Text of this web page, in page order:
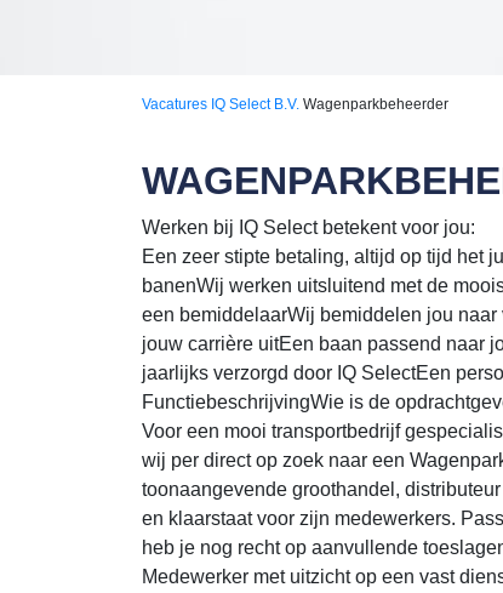
Vacatures IQ Select B.V. Wagenparkbeheerder
Werken bij IQ Select betekent voor jou:
Een zeer stipte betaling, altijd op tijd het
banenWij werken uitsluitend met de
een bemiddelaarWij bemiddelen jou
jouw carrière uitEen baan passend naar
jaarlijks verzorgd door IQ SelectEen
FunctiebeschrijvingWie is de
Voor een mooi transportbedrijf
wij per direct op zoek naar een
toonaangevende groothandel,
en klaarstaat voor zijn medewerkers.
heb je nog recht op aanvullende
Medewerker met uitzicht op een vast